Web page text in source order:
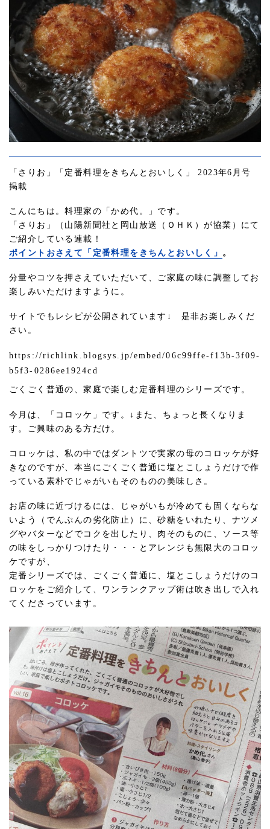
「さりお」「定番料理をきちんとおいしく」 2023年6月号
掲載
こんにちは。料理家の「かめ代。」です。
「さりお」（山陽新聞社と岡山放送（ＯＨＫ）が協業）にて
ご紹介している連載！
ポイントおさえて「定番料理をきちんとおいしく」 。
分量やコツを押さえていただいて、ご家庭の味に調整してお
楽しみいただけますように。
サイトでもレシピが公開されています↓ 是非お楽しみくだ
さい。
https://richlink.blogsys.jp/embed/06c99ffe-f13b-3f09-
b5f3-0286ee1924cd
ごくごく普通の、家庭で楽しむ定番料理のシリーズです。
今月は、「コロッケ」です。↓また、ちょっと長くなりま
す。ご興味のある方だけ。
コロッケは、私の中ではダントツで実家の母のコロッケが好
きなのですが、本当にごくごく普通に塩とこしょうだけで作
っている素朴でじゃがいもそのものの美味しさ。
お店の味に近づけるには、じゃがいもが冷めても固くならな
いよう（でんぷんの劣化防止）に、砂糖をいれたり、ナツメ
グやバターなどでコクを出したり、肉そのものに、ソース等
の味をしっかりつけたり・・・とアレンジも無限大のコロッ
ケですが、
定番シリーズでは、ごくごく普通に、塩とこしょうだけのコ
ロッケをご紹介して、ワンランクアップ術は吹き出しで入れ
てくださっています。